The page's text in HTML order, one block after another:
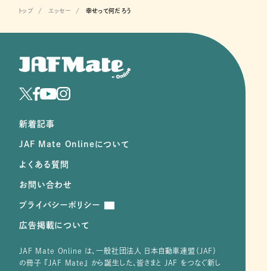
トップ エッセー 幸せって何だろう
新着記事
JAF Mate Onlineについて
よくある質問
お問い合わせ
プライバシーポリシー
広告掲載について
JAF Mate Online は、⼀般社団法⼈ ⽇本⾃動⾞連盟（JAF）
の冊子 『JAF Mate』 から誕⽣した、皆さまと JAF をつなぐ新し